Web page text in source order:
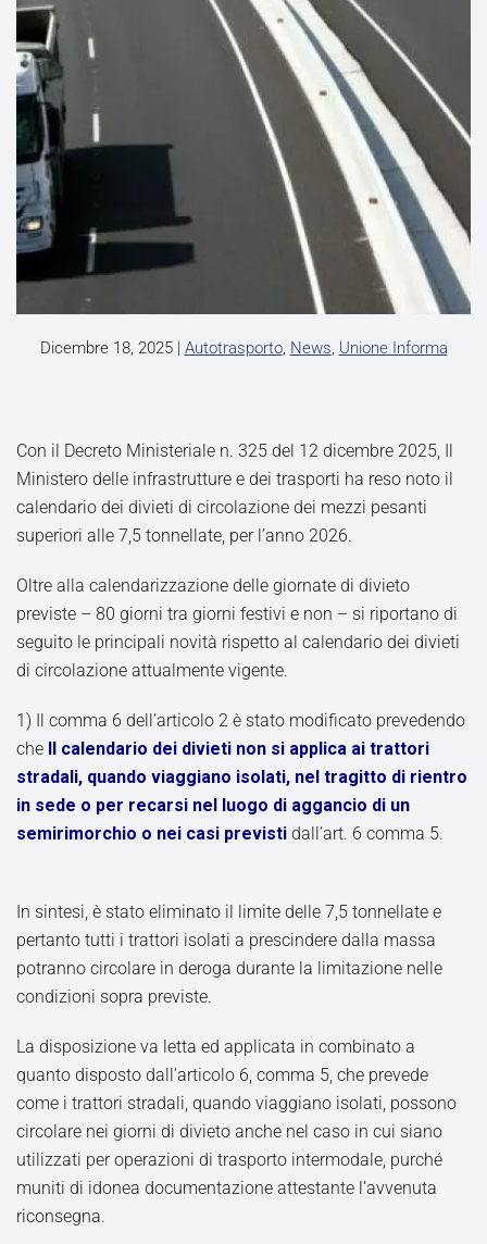
Dicembre 18, 2025| Autotrasporto, News, Unione Informa
Con il Decreto Ministeriale n. 325 del 12 dicembre 2025, Il
Ministero delle infrastrutture e dei trasporti ha reso noto il
calendario dei divieti di circolazione dei mezzi pesanti
superiori alle 7,5 tonnellate, per l’anno 2026.
Oltre alla calendarizzazione delle giornate di divieto
previste – 80 giorni tra giorni festivi e non – si riportano di
seguito le principali novità rispetto al calendario dei divieti
di circolazione attualmente vigente.
1) Il comma 6 dell’articolo 2 è stato modificato prevedendo
che Il calendario dei divieti non si applica ai trattori
stradali, quando viaggiano isolati, nel tragitto di rientro
in sede o per recarsi nel luogo di aggancio di un
semirimorchio o nei casi previsti dall’art. 6 comma 5.
In sintesi, è stato eliminato il limite delle 7,5 tonnellate e
pertanto tutti i trattori isolati a prescindere dalla massa
potranno circolare in deroga durante la limitazione nelle
condizioni sopra previste.
La disposizione va letta ed applicata in combinato a
quanto disposto dall’articolo 6, comma 5, che prevede
come i trattori stradali, quando viaggiano isolati, possono
circolare nei giorni di divieto anche nel caso in cui siano
utilizzati per operazioni di trasporto intermodale, purché
muniti di idonea documentazione attestante l’avvenuta
riconsegna.